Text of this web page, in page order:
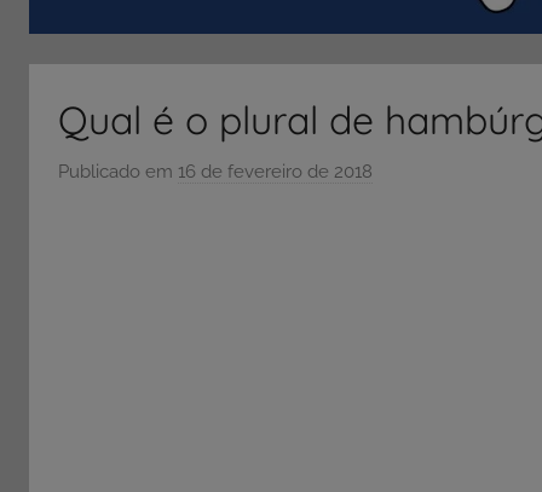
ENEM
e
cursosQual é o plural de
Publicado em 16 de fevereiro de 2018